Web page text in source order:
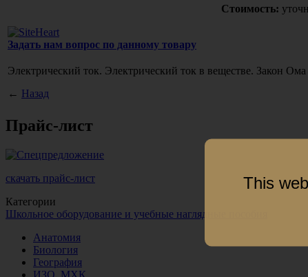
Стоимость:
Задать нам вопрос по данному товару
Электрический ток. Электрический ток в веществе. Закон
← Назад
Прайс-лист
скачать прайс-лист
Категории
Школьное оборудование и учебные наглядные пособия
Анатомия
Биология
География
ИЗО, МХК
This